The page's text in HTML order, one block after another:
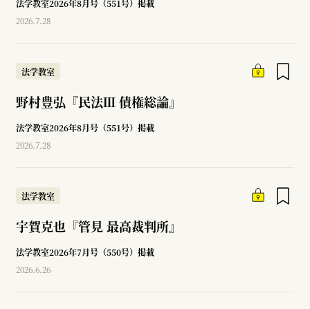
法学教室2026年8月号（551号）掲載
2026.7.28
法学教室
野村豊弘『民法Ⅲ 債権総論』
法学教室2026年8月号（551号）掲載
2026.7.28
法学教室
宇賀克也『管見 最高裁判所』
法学教室2026年7月号（550号）掲載
2026.6.26